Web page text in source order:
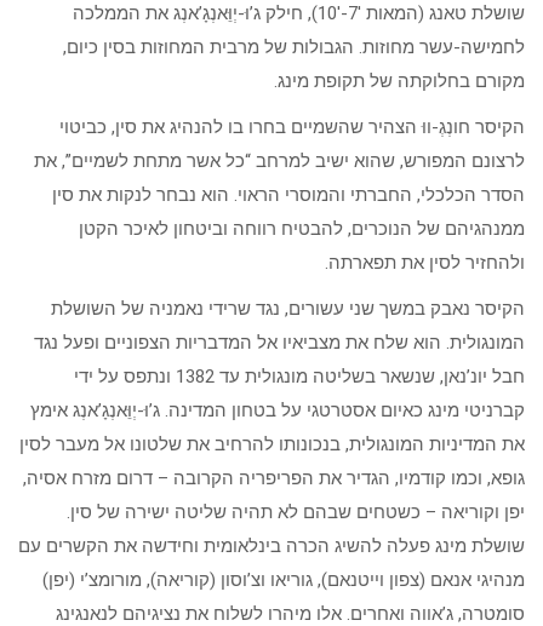
שושלת טאנג (המאות 7′-10′), חילק ג’וּ-יְוֵּאנְגָ’אנְג את הממלכה
לחמישה-עשר מחוזות. הגבולות של מרבית המחוזות בסין כיום,
מקורם בחלוקתה של תקופת מינג.
הקיסר חונְגְ-ווּ הצהיר שהשמיים בחרו בו להנהיג את סין, כביטוי
לרצונם המפורש, שהוא ישיב למרחב “כל אשר מתחת לשמיים”, את
הסדר הכלכלי, החברתי והמוסרי הראוי. הוא נבחר לנקות את סין
ממנהגיהם של הנוכרים, להבטיח רווחה וביטחון לאיכר הקטן
ולהחזיר לסין את תפארתה.
הקיסר נאבק במשך שני עשורים, נגד שרידי נאמניה של השושלת
המונגולית. הוא שלח את מצביאיו אל המדבריות הצפוניים ופעל נגד
חבל יונ’נאן, שנשאר בשליטה מונגולית עד 1382 ונתפס על ידי
קברניטי מינג כאיום אסטרטגי על בטחון המדינה. ג’וּ-יְוֵּאנְגָ’אנְג אימץ
את המדיניות המונגולית, בנכונותו להרחיב את שלטונו אל מעבר לסין
גופא, וכמו קודמיו, הגדיר את הפריפריה הקרובה – דרום מזרח אסיה,
יפן וקוריאה – כשטחים שבהם לא תהיה שליטה ישירה של סין.
שושלת מינג פעלה להשיג הכרה בינלאומית וחידשה את הקשרים עם
מנהיגי אנאם (צפון וייטנאם), גוריאו וצ’וסון (קוריאה), מורומצ’י (יפן)
סומטרה, ג’אווה ואחרים. אלו מיהרו לשלוח את נציגיהם לנאנגינג